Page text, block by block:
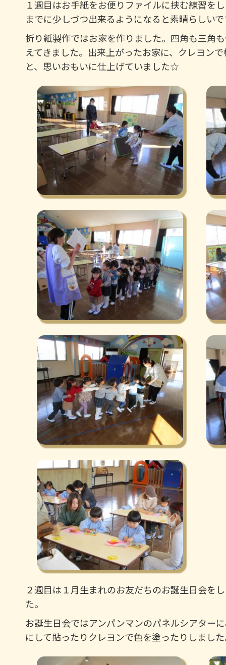
１週目はお手紙をお便りファイルに挟む練習を
までに少しづつ出来るようになると素晴らしい
折り紙製作ではお家を作りました。四角も三角
えてきました。出来上がったお家に、クレヨン
と、思いおもいに仕上げていました☆
２週目は１月生まれのお友だちのお誕生日会を
た。
お誕生日会ではアンパンマンのパネルシアター
にして貼ったりクレヨンで色を塗ったりしまし